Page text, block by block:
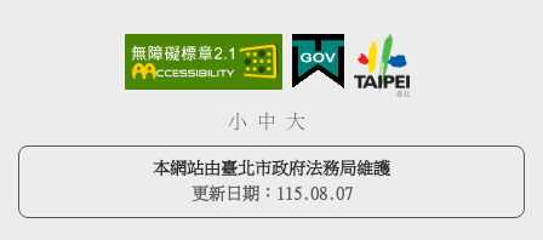
小 中 大
本網站由臺北市政府法務局維護
更新日期： 115.08.07